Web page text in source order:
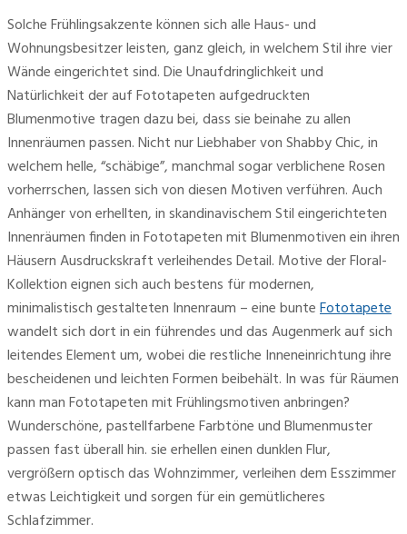
Solche Frühlingsakzente können sich alle Haus- und
Wohnungsbesitzer leisten, ganz gleich, in welchem Stil ihre vier
Wände eingerichtet sind. Die Unaufdringlichkeit und
Natürlichkeit der auf Fototapeten aufgedruckten
Blumenmotive tragen dazu bei, dass sie beinahe zu allen
Innenräumen passen. Nicht nur Liebhaber von Shabby Chic, in
welchem helle, “schäbige”, manchmal sogar verblichene Rosen
vorherrschen, lassen sich von diesen Motiven verführen. Auch
Anhänger von erhellten, in skandinavischem Stil eingerichteten
Innenräumen finden in Fototapeten mit Blumenmotiven ein ihren
Häusern Ausdruckskraft verleihendes Detail. Motive der Floral-
Kollektion eignen sich auch bestens für modernen,
minimalistisch gestalteten Innenraum – eine bunteFototapete
wandelt sich dort in ein führendes und das Augenmerk auf sich
leitendes Element um, wobei die restliche Inneneinrichtung ihre
bescheidenen und leichten Formen beibehält. In was für Räumen
kann man Fototapeten mit Frühlingsmotiven anbringen?
Wunderschöne, pastellfarbene Farbtöne und Blumenmuster
passen fast überall hin. sie erhellen einen dunklen Flur,
vergrößern optisch das Wohnzimmer, verleihen dem Esszimmer
etwas Leichtigkeit und sorgen für ein gemütlicheres
Schlafzimmer.